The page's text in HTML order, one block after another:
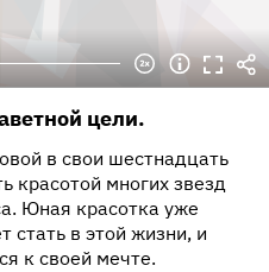
цели.
в свои шестнадцать
красотой многих звезд
Юная красотка уже
стать в этой жизни, и
к своей мечте.